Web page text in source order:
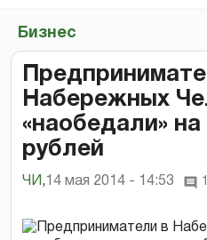
Бизнес
Набережных
«наобедали»
рублей
ЧИ , 14 мая 2014 - 14:53 1